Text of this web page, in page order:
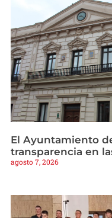
El Ayuntamiento
transparencia en
agosto 7, 2026